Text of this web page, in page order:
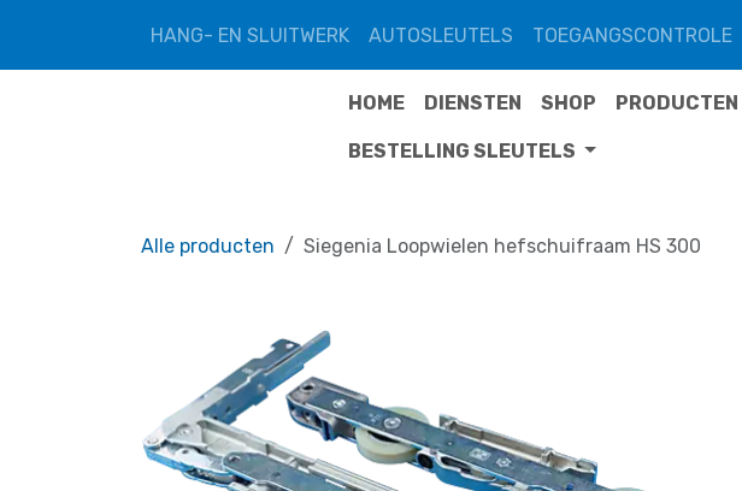
HANG- EN SLUITWERK
AUTOSLEUTELS TOEGANGSCONTROLE
HOME DIENSTEN SHOP PRODUCTEN
BESTELLING SLEUTELS
Alle producten Siegenia Loopwielen hefschuifraam HS 300